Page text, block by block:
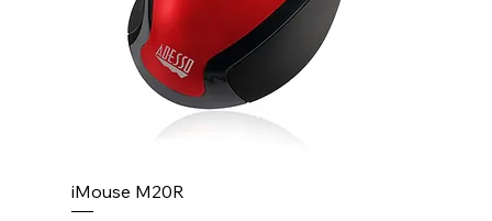
iMouse M20R